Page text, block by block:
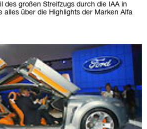
des großen Streifzugs durch die IAA in
alles über die Highlights der Marken Alfa